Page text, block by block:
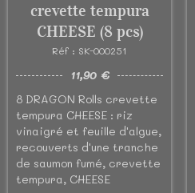
crevette tempura
CHEESE (8 pcs)
Réf : SK-000251
11,90 €
8 DRAGON Rolls crevette
tempura CHEESE : riz
vinaigré et feuille d'algue,
recouverts d'une tranche
de saumon fumé, crevette
tempura, CHEESE